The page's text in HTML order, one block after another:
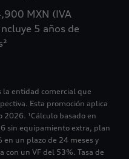
MXN (IVA
5 años de
la entidad comercial que
Esta promoción aplica
2026. ¹Cálculo basado en
sin equipamiento extra, plan
un plazo de 24 meses y
un VF del 53%. Tasa de